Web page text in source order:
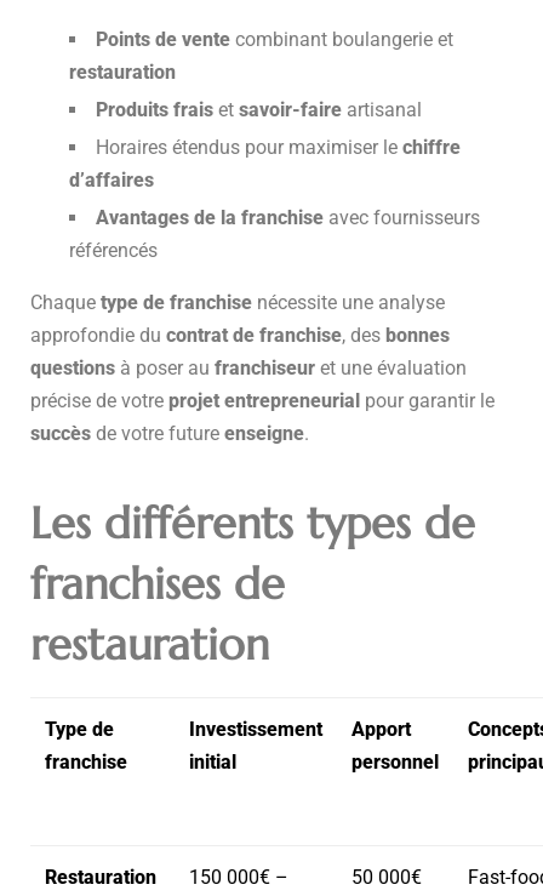
Points de vente combinant boulangerie et
restauration
Produits frais et savoir-faire artisanal
Horaires étendus pour maximiser le chiffre
d’affaires
Avantages de la franchise avec fournisseurs
référencés
Chaque type de franchise nécessite une analyse
approfondie du contrat de franchise, des bonnes
questions à poser au franchiseur et une évaluation
précise de votre projet entrepreneurial pour garantir le
succès de votre future enseigne.
Les différents types de
franchises de
restauration
Type de
franchise
Investissement
initial
Apport
personnel
Restauration
150 000€ –
50 000€
Fast-